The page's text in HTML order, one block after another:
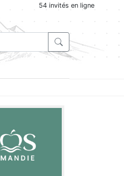
54 invités en ligne